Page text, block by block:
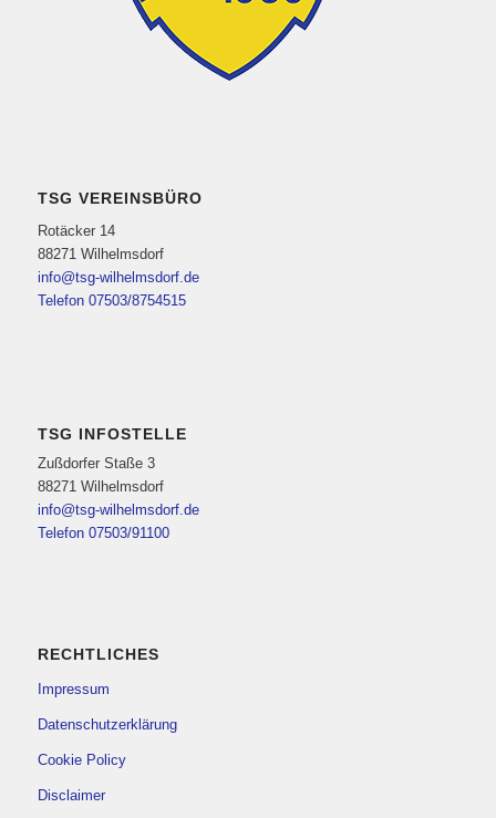
TSG VEREINSBÜRO
Rotäcker 14
88271 Wilhelmsdorf
info@tsg-wilhelmsdorf.de
Telefon 07503/8754515
TSG INFOSTELLE
Zußdorfer Staße 3
88271 Wilhelmsdorf
info@tsg-wilhelmsdorf.de
Telefon 07503/91100
RECHTLICHES
Impressum
Datenschutzerklärung
Cookie Policy
Disclaimer